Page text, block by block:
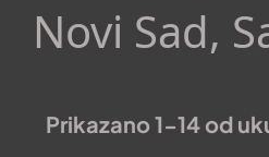
Novi Sad,
Prikazano 1-14 od